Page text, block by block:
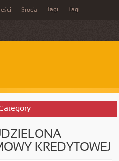
Środa Tagi Tagi
KREDYTOWEJ